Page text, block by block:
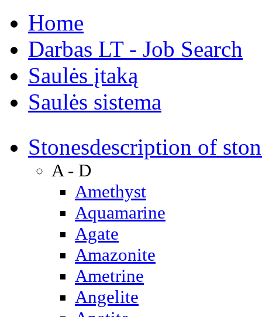
Home
Darbas LT - Job Search
Saulės įtaką
Saulės sistema
Stonesdescription of
A - D
Amethyst
Aquamarine
Agate
Amazonite
Ametrine
Angelite